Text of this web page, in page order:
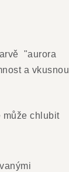
"aurora
a vkusnou
může chlubit